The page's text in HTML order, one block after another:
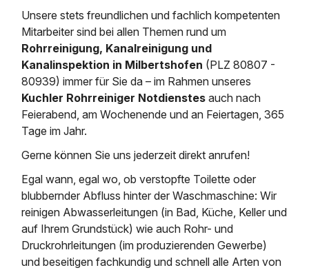
Kanalreinigung
Kanalinspektion
Grubenentleerung
24h Notdienst
Kosten Preise
Rohrreinigungsdienst
Wasserhaltung
Dükerreinigung
Entleerung und Reinigung
Regenrückhaltebecken
Grubenentleerung und
Sickerschacht Reinigung
Abfallzwischenlager
Geschosssandfang
Mobile Schlamm-
Fettabscheider
Entsorgung
Saugbagger / LuftförderanlageSaugbagger für Tiefbau
Saugbagger und Pumpen
Fermenter-Entleerung
Regenrückhaltebecken
Entschlammung
Heizung / Sanitär
Tiefbau
Unternehmen
Zertifikate /
Stellenangebote
Kontakt
Unsere stets freundlichen und fachlich kompetenten
Mitarbeiter sind bei allen Themen rund um
Rohrreinigung, Kanalreinigung und
Kanalinspektion in Milbertshofen (PLZ 80807 -
80939) immer für Sie da – im Rahmen unseres
Kuchler Rohrreiniger Notdienstes auch nach
Feierabend, am Wochenende und an Feiertagen, 365
Tage im Jahr.
Gerne können Sie uns jederzeit direkt anrufen!
Egal wann, egal wo, ob verstopfte Toilette oder
blubbernder Abfluss hinter der Waschmaschine: Wir
reinigen Abwasserleitungen (in Bad, Küche, Keller und
auf Ihrem Grundstück) wie auch Rohr- und
Druckrohrleitungen (im produzierenden Gewerbe)
und beseitigen fachkundig und schnell alle Arten von